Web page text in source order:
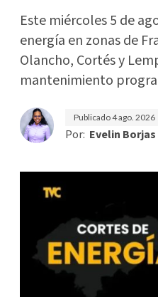
Este miércoles 5 de
energía en zonas de
Olancho, Cortés y
mantenimiento
Publicado4 ago. 2026
Por: Evelin Borjas